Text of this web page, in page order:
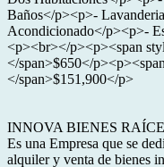
Baños</p><p>-
Acondicionado</p><p>-
<p><br></p><p><span
</span>$650</
</span>$151,900</p>
INNOVA BIENES
Es una Empresa que se
alquiler y venta de bienes